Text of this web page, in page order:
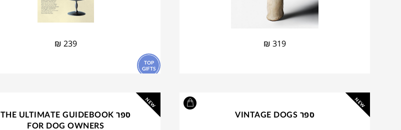
₪ 319
₪ 239
TOP
GIFTS
NEW
ספר VINTAGE DOGS
NEW
ספר THE ULTIMATE GUIDEBOOK
FOR DOG OWNERS